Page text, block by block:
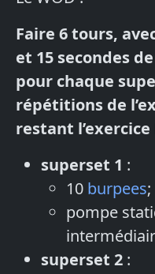
Faire 6 tours,
et 15 secondes
pour chaque
répétitions de
restant l’exercice
superset 1 :
10 burpees;
pompe
superset 2 :